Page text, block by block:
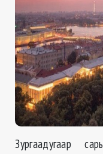
Зургаадугаар